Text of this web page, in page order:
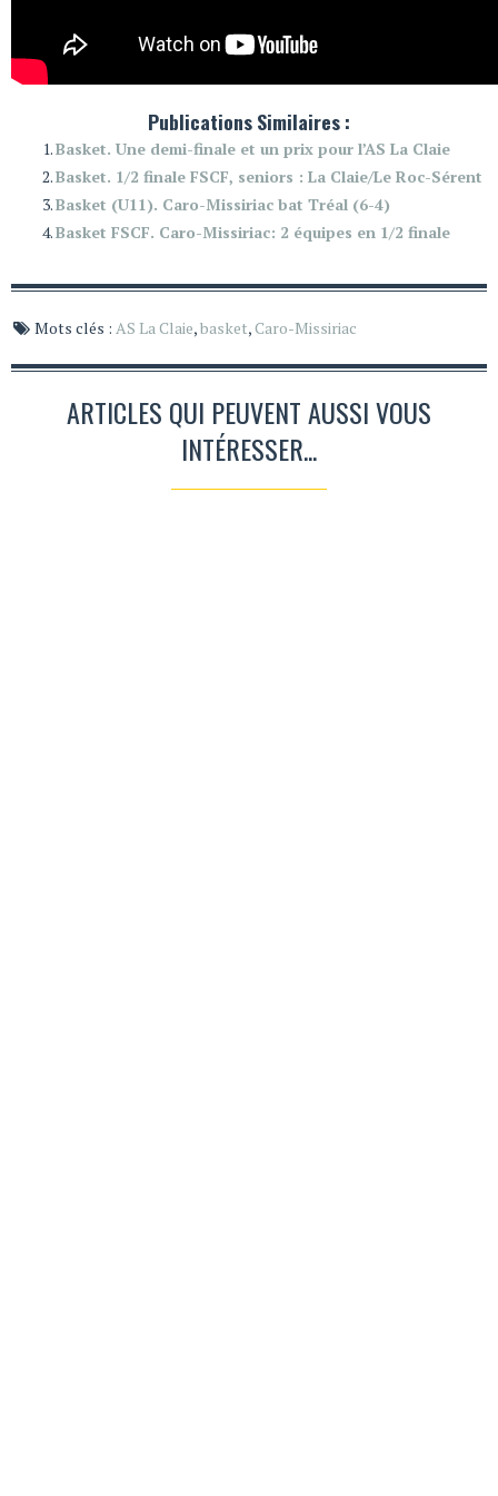
Publications Similaires :
Basket. Une demi-finale et un prix pour l’AS La Claie
Basket. 1/2 finale FSCF, seniors : La Claie/Le Roc-Sérent
Basket (U11). Caro-Missiriac bat Tréal (6-4)
Basket FSCF. Caro-Missiriac: 2 équipes en 1/2 finale
Mots clés : AS La Claie,basket,Caro-Missiriac
ARTICLES QUI PEUVENT AUSSI VOUS
INTÉRESSER...